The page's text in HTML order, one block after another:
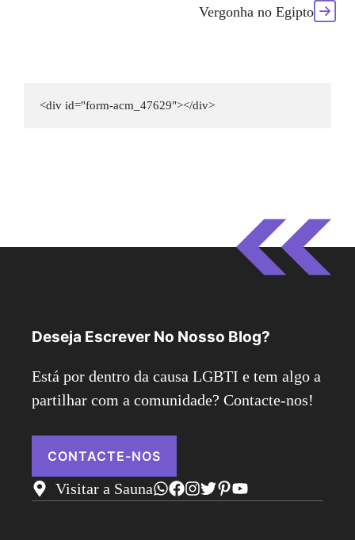
Vergonha no Egipto
<div id="form-acm_47629"></div>
Deseja Escrever No Nosso Blog?
Está por dentro da causa LGBTI e tem algo a
partilhar com a comunidade? Contacte-nos!
CONTACTE-NOS
Visitar a Sauna